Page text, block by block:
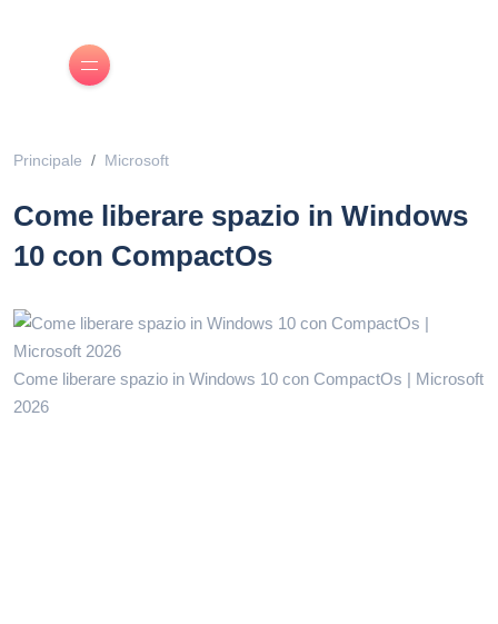
Principale Microsoft
Come liberare spazio in Windows
10 con CompactOs
Come liberare spazio in Windows 10 con CompactOs | Microsoft
2026